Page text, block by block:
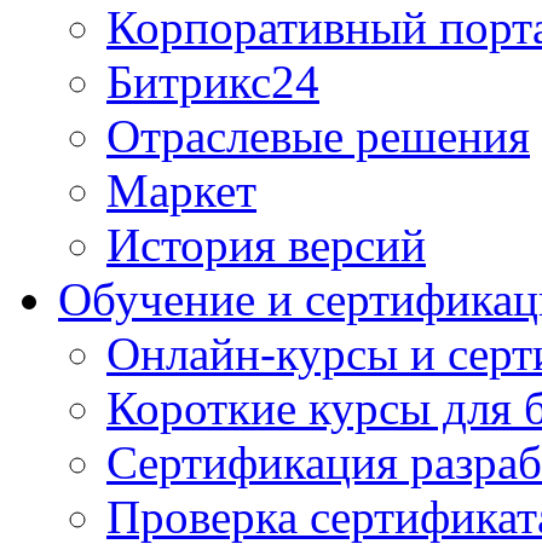
Корпоративный
Битрикс24
Отраслевые решения
Маркет
История версий
Обучение и
Онлайн-курсы и
Короткие курсы для
Сертификация
Проверка